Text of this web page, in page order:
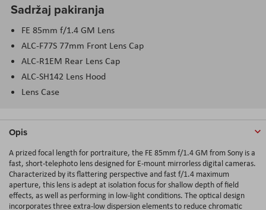
Sadržaj pakiranja
FE 85mm f/1.4 GM Lens
ALC-F77S 77mm Front Lens Cap
ALC-R1EM Rear Lens Cap
ALC-SH142 Lens Hood
Lens Case
Opis
A prized focal length for portraiture, the FE 85mm f/1.4 GM from Sony is a
fast, short-telephoto lens designed for E-mount mirrorless digital cameras.
Characterized by its flattering perspective and fast f/1.4 maximum
aperture, this lens is adept at isolation focus for shallow depth of field
effects, as well as performing in low-light conditions. The optical design
incorporates three extra-low dispersion elements to reduce chromatic